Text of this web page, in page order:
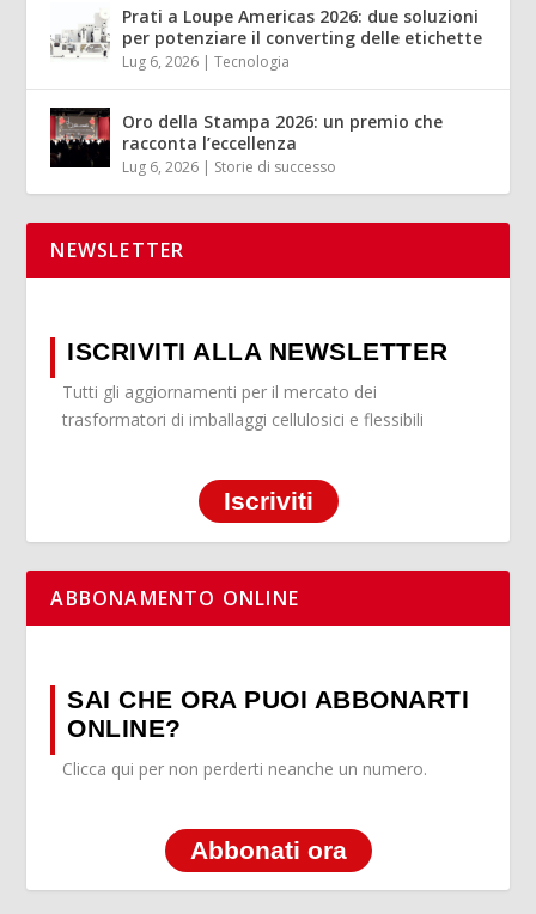
Prati a Loupe Americas 2026: due soluzioni
per potenziare il converting delle etichette
Lug 6, 2026 |Tecnologia
Oro della Stampa 2026: un premio che
racconta l’eccellenza
Lug 6, 2026 | Storie di successo
NEWSLETTER
ISCRIVITI ALLA NEWSLETTER
Tutti gli aggiornamenti per il mercato dei
trasformatori di imballaggi cellulosici e flessibili
Iscriviti
ABBONAMENTO ONLINE
SAI CHE ORA PUOI ABBONARTI
ONLINE?
Clicca qui per non perderti neanche un numero.
Abbonati ora